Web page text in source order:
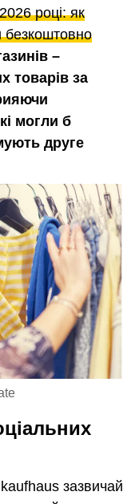
році: як
безкоштовно
–
товарів за
могли б
друге
зазвичай